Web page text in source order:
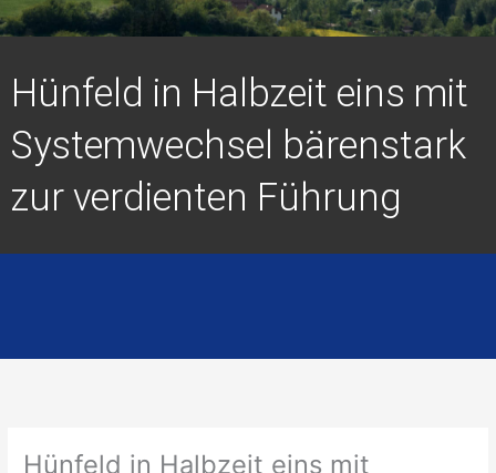
Hünfeld in Halbzeit eins mit
Systemwechsel bärenstark
zur verdienten Führung
Hünfeld in Halbzeit eins mit